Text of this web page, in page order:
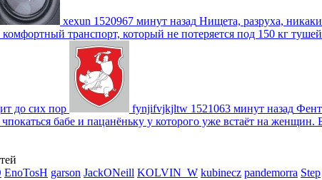
xexun 1520967 минут назад Нищета, разруха,
транспорт, который не потеряется под 150 кг
до сих пор fynjifvjkjltw 1521063 минут назад
бабе и пацанёньку у которого уже встаёт на женщин.
EnoTosH garson JackONeill KOLVIN_W kubinecz pandemorra Step